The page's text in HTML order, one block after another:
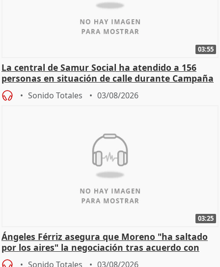
03:55
La central de Samur Social ha atendido a 156
personas en situación de calle durante Campaña
de Calor
Sonido Totales 03/08/2026
03:25
Ángeles Férriz asegura que Moreno "ha saltado
por los aires" la negociación tras acuerdo con
SMA
Sonido Totales 03/08/2026